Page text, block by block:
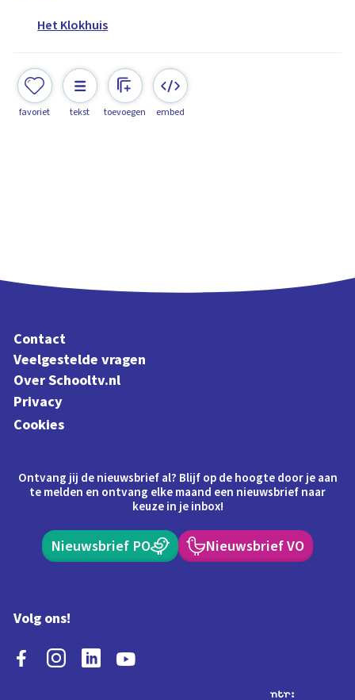
Het Klokhuis
favoriet tekst toevoegen embed
Contact
Veelgestelde vragen
Over Schooltv.nl
Privacy
Cookies
Ontvang jij de nieuwsbrief al? Blijf op de hoogte door je aan
te melden en ontvang elke maand een nieuwsbrief naar
keuze in je inbox!
Nieuwsbrief PO Nieuwsbrief VO
Volg ons!